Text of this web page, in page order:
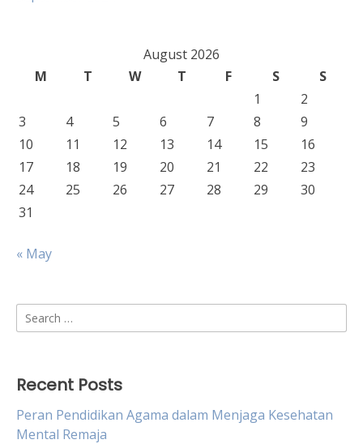
August 2026
M
T W T F S
S
1
2
3
4 5 6 7 8
9
10
11 12 13 14 15
16
17
18 19 20 21 22
23
24
25 26 27 28 29
30
31
« May
Search
for:
Recent Posts
Peran Pendidikan Agama dalam Menjaga Kesehatan
Mental Remaja